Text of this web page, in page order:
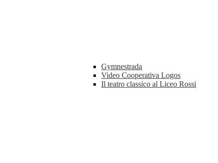
Gymnestrada
Video Cooperativa Logos
Il teatro classico al Liceo Rossi